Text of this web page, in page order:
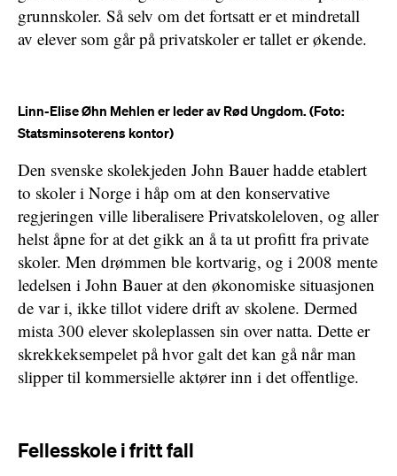
grunnskoler. Så selv om det fortsatt er et mindretall
av elever som går på privatskoler er tallet er økende.
Linn-Elise Øhn Mehlen er leder av Rød Ungdom. (Foto:
Statsminsoterens kontor)
Den svenske skolekjeden John Bauer hadde etablert
to skoler i Norge i håp om at den konservative
regjeringen ville liberalisere Privatskoleloven, og aller
helst åpne for at det gikk an å ta ut profitt fra private
skoler. Men drømmen ble kortvarig, og i 2008 mente
ledelsen i John Bauer at den økonomiske situasjonen
de var i, ikke tillot videre drift av skolene. Dermed
mista 300 elever skoleplassen sin over natta. Dette er
skrekkeksempelet på hvor galt det kan gå når man
slipper til kommersielle aktører inn i det offentlige.
Fellesskole i fritt fall